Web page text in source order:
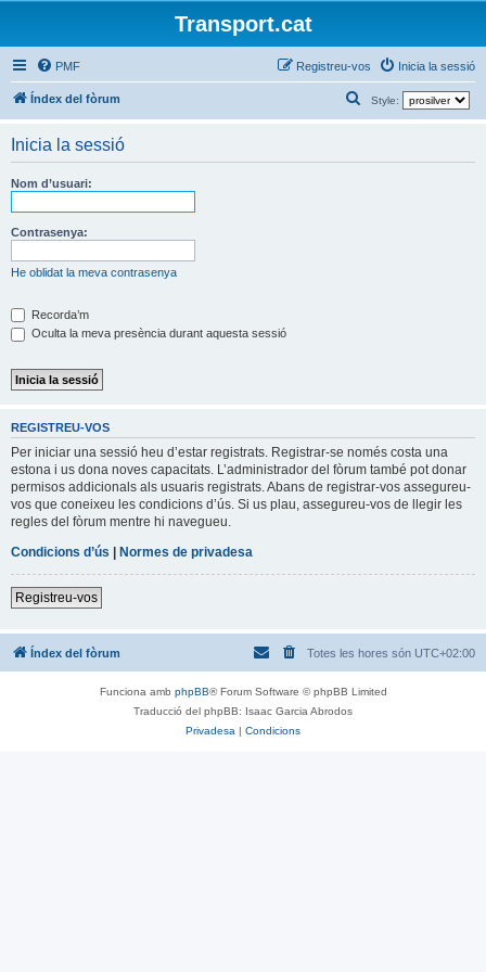
Transport.cat
PMF Inicia la sessió
Registreu-vos
Índex del fòrum Style:
e
Inicia la sessió
Nom d’usuari:
Contrasenya:
He oblidat la meva contrasenya
Recorda’m
Oculta la meva presència durant aquesta sessió
REGISTREU-VOS
Per iniciar una sessió heu d’estar registrats. Registrar-se només costa una
estona i us dona noves capacitats. L’administrador del fòrum també pot donar
permisos addicionals als usuaris registrats. Abans de registrar-vos assegureu-
vos que coneixeu les condicions d’ús. Si us plau, assegureu-vos de llegir les
regles del fòrum mentre hi navegueu.
Condicions d’ús
Normes de privadesa
Registreu-vos
Índex del fòrum Totes les hores són UTC+02:00
Funciona amb phpBB® Forum Software © phpBB Limited
Traducció del phpBB: Isaac Garcia Abrodos
Privadesa
Condicions